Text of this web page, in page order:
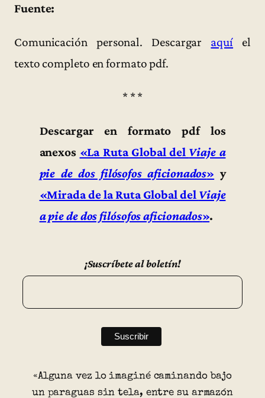
Fuente:
Comunicación personal. Descargar aquí el
texto completo en formato pdf.
* * *
Descargar en formato pdf los
anexos «La Ruta Global del Viaje a
pie de dos filósofos aficionados» y
«Mirada de la Ruta Global del Viaje
a pie de dos filósofos aficionados».
¡Suscríbete al boletín!
«Alguna vez lo imaginé caminando bajo
un paraguas sin tela, entre su armazón